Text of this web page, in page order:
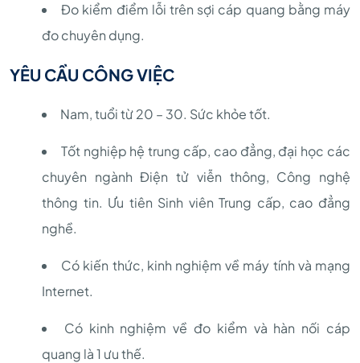
Đo kiểm điểm lỗi trên sợi cáp quang bằng máy
đo chuyên dụng.
YÊU CẦU CÔNG VIỆC
Nam, tuổi từ 20 – 30. Sức khỏe tốt.
Tốt nghiệp hệ trung cấp, cao đẳng, đại học các
chuyên ngành Điện tử viễn thông, Công nghệ
thông tin. Ưu tiên Sinh viên Trung cấp, cao đẳng
nghề.
Có kiến thức, kinh nghiệm về máy tính và mạng
Internet.
Có kinh nghiệm về đo kiểm và hàn nối cáp
quang là 1 ưu thế.